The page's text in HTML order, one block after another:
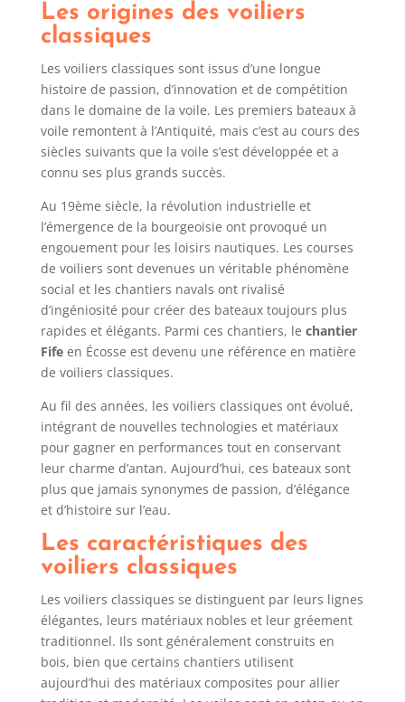
Les origines des voiliers
classiques
Les voiliers classiques sont issus d’une longue
histoire de passion, d’innovation et de compétition
dans le domaine de la voile. Les premiers bateaux à
voile remontent à l’Antiquité, mais c’est au cours des
siècles suivants que la voile s’est développée et a
connu ses plus grands succès.
Au 19ème siècle, la révolution industrielle et
l’émergence de la bourgeoisie ont provoqué un
engouement pour les loisirs nautiques. Les courses
de voiliers sont devenues un véritable phénomène
social et les chantiers navals ont rivalisé
d’ingéniosité pour créer des bateaux toujours plus
rapides et élégants. Parmi ces chantiers, le chantier
Fifeen Écosse est devenu une référence en matière
de voiliers classiques.
Au fil des années, les voiliers classiques ont évolué,
intégrant de nouvelles technologies et matériaux
pour gagner en performances tout en conservant
leur charme d’antan. Aujourd’hui, ces bateaux sont
plus que jamais synonymes de passion, d’élégance
et d’histoire sur l’eau.
Les caractéristiques des
voiliers classiques
Les voiliers classiques se distinguent par leurs lignes
élégantes, leurs matériaux nobles et leur gréement
traditionnel. Ils sont généralement construits en
bois, bien que certains chantiers utilisent
aujourd’hui des matériaux composites pour allier